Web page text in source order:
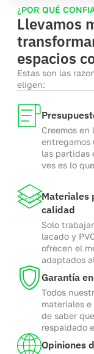
¿POR QUÉ
Llevamos
espacios
Estas son las
eligen:
Creemos
entregamos
las partidas
ves es lo
Materiales
calidad
Solo
lacado y
ofrecen el
adaptados
Garantía
Todos
materiales
de saber
respaldado
Opiniones